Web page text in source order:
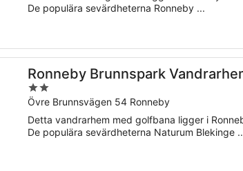
5
De populära sevärdheterna Ronneby ...
Ronneby Brunnspark
2
out
of
5
Övre Brunnsvägen 54 Ronneby
Detta vandrarhem med golfbana ligger i
De populära sevärdheterna Naturum Blekinge